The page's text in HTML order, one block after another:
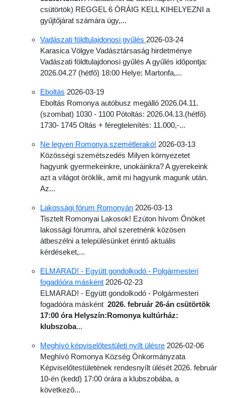
csütörtök) REGGEL 6 ÓRÁIG KELL KIHELYEZNI a
gyűjtőjárat számára úgy,...
Vadászati földtulajdonosi gyűlés 2026-03-24
Karasica Völgye Vadásztársaság hirdetménye
Vadászati földtulajdonosi gyűlés A gyűlés időpontja:
2026.04.27 (hétfő) 18:00 Helye: Martonfa,...
Eboltás 2026-03-19
Eboltás Romonya autóbusz megálló 2026.04.11.
(szombat) 1030 - 1100 Pótoltás: 2026.04.13.(hétfő)
1730- 1745 Oltás + féregtelenítés: 11.000,-...
Ne legyen Romonya szemétlerakó! 2026-03-13
Közösségi szemétszedés Milyen környezetet
hagyunk gyermekeinkre, unokáinkra? A gyerekeink
azt a világot öröklik, amit mi hagyunk magunk után.
Az...
Lakossági fórum Romonyán 2026-03-13
Tisztelt Romonyai Lakosok! Ezúton hívom Önöket
lakossági fórumra, ahol szeretnénk közösen
átbeszélni a településünket érintő aktuális
kérdéseket,...
ELMARAD! - Együtt gondolkodó - Polgármesteri
fogadóóra másként 2026-02-23
ELMARAD! - Együtt gondolkodó - Polgármesteri
fogadóóra másként 2026. február 26-án csütörtök
17:00 óra Helyszín:Romonya kultúrház:
klubszoba...
Meghívó képviselőtestületi nyílt ülésre 2026-02-06
Meghívó Romonya Község Önkormányzata
Képviselő­testületének rendesnyílt ülését 2026. február
10-én (kedd) 17:00 órára a klubszobába, a
következő...